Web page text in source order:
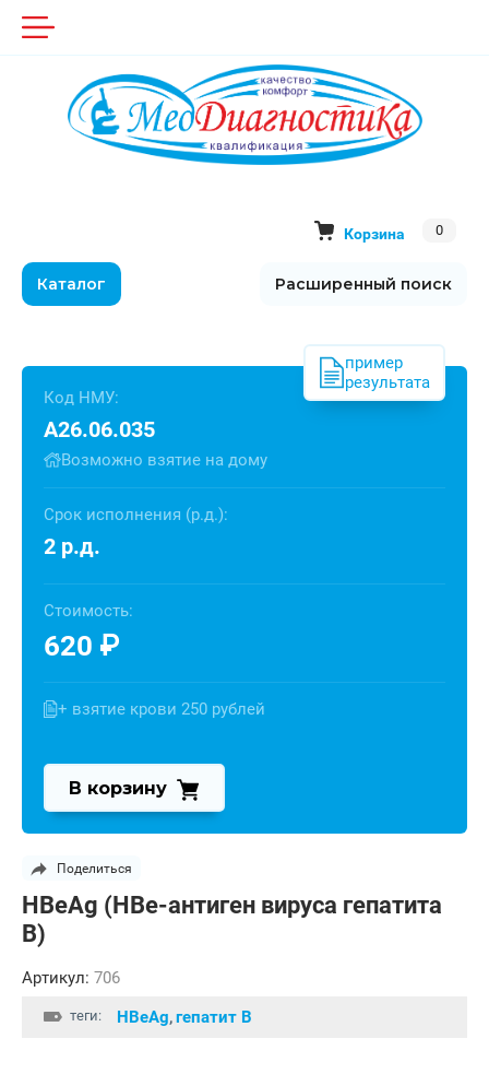
Корзина 0
Каталог Расширенный поиск
HBеAg (HBе-антиген вируса гепатита
В)
Поделиться
Артикул: 706
теги: HBеAg,гепатит В
пример
результата
Код НМУ:
A26.06.035
Возможно взятие на дому
Срок исполнения (р.д.):
2 р.д.
Стоимость:
620 ₽
+ взятие крови 250 рублей
В корзину